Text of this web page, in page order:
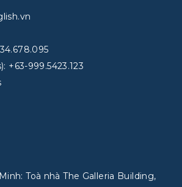
+63-999.5423.123
Toà nhà The Galleria Building,